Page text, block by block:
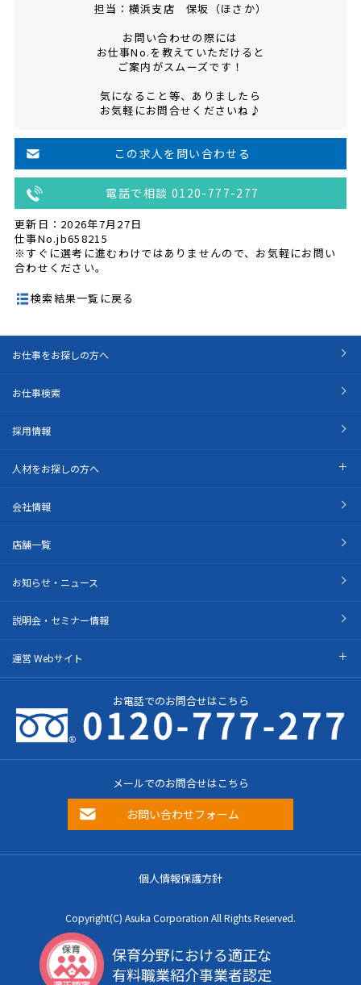
担当：横浜支店 保坂（ほさか）
お問い合わせの際には
お仕事No.を教えていただけると
ご案内がスムーズです！
気になること等、ありましたら
お気軽にお問合せくださいね♪
この求人を問い合わせる
電話で相談 0120-777-277
更新日：2026年7月27日
仕事No.jb658215
※すぐに選考に進むわけではありませんので、お気軽にお問い
合わせください。
検索結果一覧に戻る
お仕事をお探しの方へ
お仕事検索
採用情報
人材をお探しの方へ
会社情報
店舗一覧
お知らせ・ニュース
説明会・セミナー情報
運営 Webサイト
お電話でのお問合せはこちら
メールでのお問合せはこちら
お問い合わせフォーム
個人情報保護方針
Copyright(C) Asuka Corporation All Rights Reserved.
保育分野における適正な
有料職業紹介事業者認定